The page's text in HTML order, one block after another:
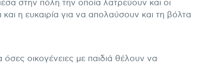
στην πόλη την οποία λατρεύουν και οι
και η ευκαιρία για να απολαύσουν και τη βόλτα
οικογένειες με παιδιά θέλουν να